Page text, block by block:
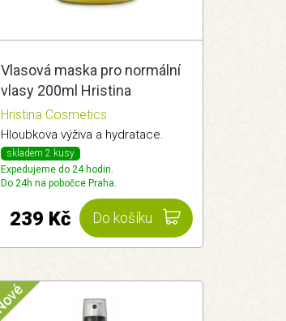
Vlasová maska pro normální
vlasy 200ml Hristina
Hristina Cosmetics
Hloubkova výživa a hydratace.
skladem 2 kusy
Expedujeme do 24 hodin.
Do 24h na pobočce Praha.
Do košíku
239 Kč